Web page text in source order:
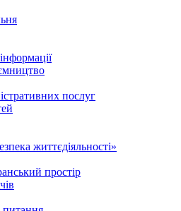
послуг
життєдіяльності»
простір